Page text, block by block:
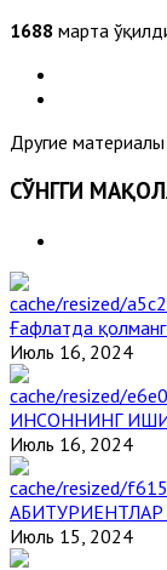
1688 марта
Другие
СЎНГГИ
Ғафлатда
Июль 16, 2024
ИНСОННИНГ ИШИ
Июль 16, 2024
Июль 15, 2024